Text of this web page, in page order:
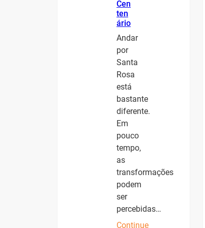
Cen
ten
ário
Andar
por
Santa
Rosa
está
bastante
diferente.
Em
pouco
tempo,
as
transformações
podem
ser
percebidas…
Continue